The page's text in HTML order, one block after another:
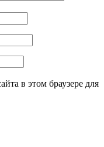
в этом браузере для